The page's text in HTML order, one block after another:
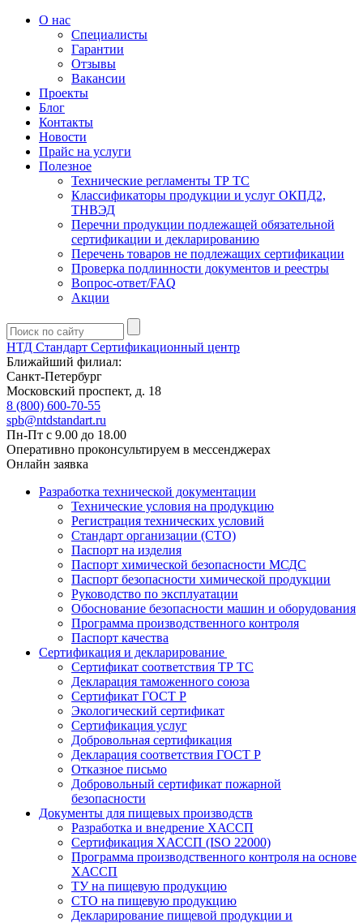
О нас
Специалисты
Гарантии
Отзывы
Вакансии
Проекты
Блог
Контакты
Новости
Прайс на услуги
Полезное
Технические регламенты ТР ТС
Классификаторы продукции и услуг ОКПД2,
ТНВЭД
Перечни продукции подлежащей обязательной
сертификации и декларированию
Перечень товаров не подлежащих сертификации
Проверка подлинности документов и реестры
Вопрос-ответ/FAQ
Акции
НТД Стандарт Сертификационный центр
Ближайший филиал:
Санкт-Петербург
Московский проспект, д. 18
8 (800) 600-70-55
spb@ntdstandart.ru
Пн-Пт с 9.00 до 18.00
Оперативно проконсультируем в мессенджерах
Онлайн заявка
Разработка технической документации
Технические условия на продукцию
Регистрация технических условий
Стандарт организации (СТО)
Паспорт на изделия
Паспорт химической безопасности МСДС
Паспорт безопасности химической продукции
Руководство по эксплуатации
Обоснование безопасности машин и оборудования
Программа производственного контроля
Паспорт качества
Сертификация и декларирование
Сертификат соответствия ТР ТС
Декларация таможенного союза
Сертификат ГОСТ Р
Экологический сертификат
Сертификация услуг
Добровольная сертификация
Декларация соответствия ГОСТ Р
Отказное письмо
Добровольный сертификат пожарной
безопасности
Документы для пищевых производств
Разработка и внедрение ХАССП
Сертификация ХАССП (ISO 22000)
Программа производственного контроля на основе
ХАССП
ТУ на пищевую продукцию
СТО на пищевую продукцию
Декларирование пищевой продукции и